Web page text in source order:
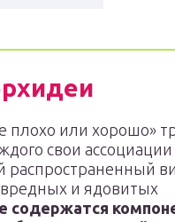
плохо или хорошо»
свои ассоциации
распространенный
и ядовитых
содержатся